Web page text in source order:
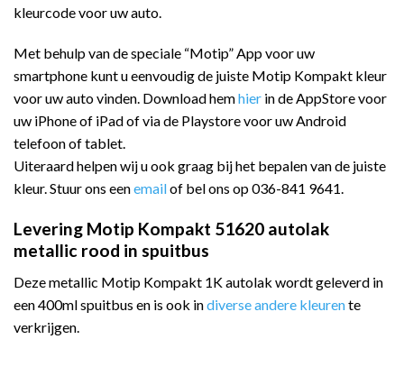
kleurcode voor uw auto.
Met behulp van de speciale “Motip” App voor uw
smartphone kunt u eenvoudig de juiste Motip Kompakt kleur
voor uw auto vinden. Download hemhier in de AppStore voor
uw iPhone of iPad of via de Playstore voor uw Android
telefoon of tablet.
Uiteraard helpen wij u ook graag bij het bepalen van de juiste
kleur. Stuur ons eenemailof bel ons op 036-841 9641.
Levering Motip Kompakt 51620 autolak
metallic rood in spuitbus
Deze metallic Motip Kompakt 1K autolak wordt geleverd in
een 400ml spuitbus en is ook indiverse andere kleurente
verkrijgen.